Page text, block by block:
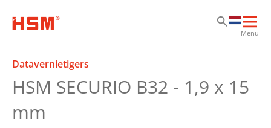
Menu
Datavernietigers
HSM SECURIO B32 - 1,9 x 15
mm